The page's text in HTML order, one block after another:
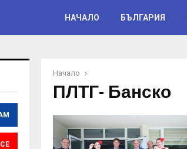
НАЧАЛО БЪЛГАРИЯ
Начало
ПЛТГ- Банско